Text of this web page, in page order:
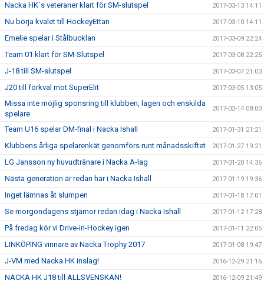
Nacka HK´s veteraner klart för SM-slutspel 2017-03-13 14:11
Nu börja kvalet till HockeyEttan 2017-03-10 14:11
Emelie spelar i Stålbucklan 2017-03-09 22:24
Team 01 klart för SM-Slutspel 2017-03-08 22:25
J-18 till SM-slutspel 2017-03-07 21:03
J20 till förkval mot SuperElit 2017-03-05 13:05
Missa inte möjlig sponsring till klubben, lagen och enskilda
spelare
2017-02-14 08:00
Team U16 spelar DM-final i Nacka Ishall 2017-01-31 21:21
Klubbens årliga spelarenkät genomförs runt månadsskiftet 2017-01-27 19:21
LG Jansson ny huvudtränare i Nacka A-lag 2017-01-20 14:36
Nästa generation är redan här i Nacka Ishall 2017-01-19 19:36
Inget lämnas åt slumpen 2017-01-18 17:01
Se morgondagens stjärnor redan idag i Nacka Ishall 2017-01-12 17:28
På fredag kör vi Drive-in-Hockey igen 2017-01-11 22:05
LINKÖPING vinnare av Nacka Trophy 2017 2017-01-08 19:47
J-VM med Nacka HK inslag! 2016-12-29 21:16
NACKA HK J18 till ALLSVENSKAN! 2016-12-09 21:49